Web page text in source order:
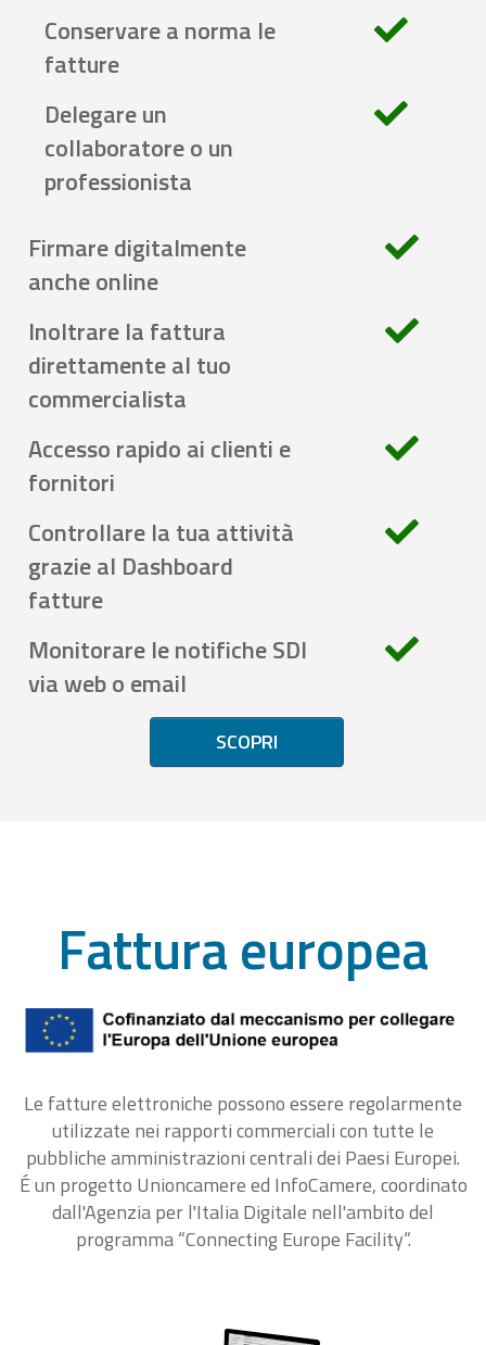
Conservare a norma le
fatture
Delegare un
collaboratore o un
professionista
Firmare digitalmente
anche online
Inoltrare la fattura
direttamente al tuo
commercialista
Accesso rapido ai clienti e
fornitori
Controllare la tua attività
grazie al Dashboard
fatture
Monitorare le notifiche SDI
via web o email
SCOPRI
Fattura europea
Le fatture elettroniche possono essere regolarmente
utilizzate nei rapporti commerciali con tutte le
pubbliche amministrazioni centrali dei Paesi Europei.
É un progetto Unioncamere ed InfoCamere, coordinato
dall'Agenzia per l'Italia Digitale nell'ambito del
programma “Connecting Europe Facility“.